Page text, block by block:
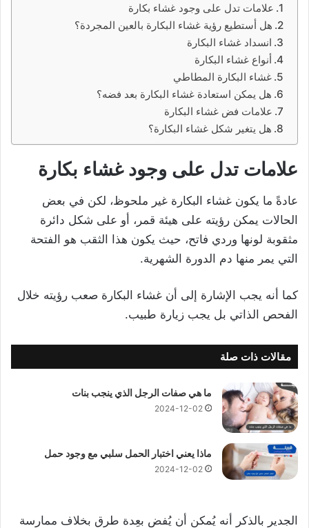
علامات تدل على وجود غشاء بكارة
هل أستطيع رؤية غشاء البكارة بالعين المجردة؟
انسداد غشاء البكارة
أنواع غشاء البكارة
غشاء البكارة المطاطي
هل يمكن استعادة غشاء البكارة بعد فضه؟
علامات فض غشاء البكارة
هل يتغير شكل غشاء البكارة؟
علامات تدل على وجود غشاء بكارة
عادةً ما يكون غشاء البكارة غير ملحوظ، لكن في بعض
الحالات يمكن رؤيته على هيئة قمر، أو على شكل دائرة
مثقوبة لونها وردي فاتح، حيث يكون هذا الثقب هو الفتحة
التي يمر منها دم الدورة الشهرية.
كما أنه يجب الإشارة إلى أن غشاء البكارة صعب رؤيته خلال
الفحص الذاتي بل يجب زيارة طبيب.
مقالات ذات صلة
ما هي صفات الرجل الذي ينجب بنات
2024-12-02
ماذا يعني اختبار الحمل سلبي مع وجود حمل
2024-12-02
الجدير بالذكر أنه يُمكن أن يُفض بعِدة طرق بخلاف ممارسة